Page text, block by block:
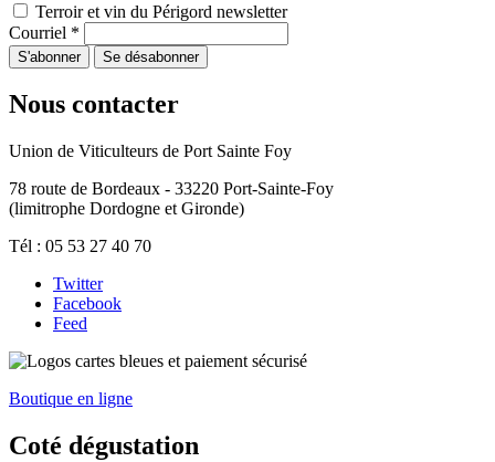
Terroir et vin du Périgord newsletter
Courriel *
Nous contacter
Union de Viticulteurs de Port Sainte Foy
78 route de Bordeaux - 33220 Port-Sainte-Foy
(limitrophe Dordogne et Gironde)
Tél : 05 53 27 40 70
Twitter
Facebook
Feed
Boutique en ligne
Coté dégustation